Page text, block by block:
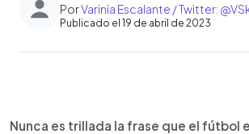
PorVarinia Escalante / Twitter:
Publicado el 19 de abril de 2023
Escuchar artículo
Nunca es trillada la frase que el fútbol